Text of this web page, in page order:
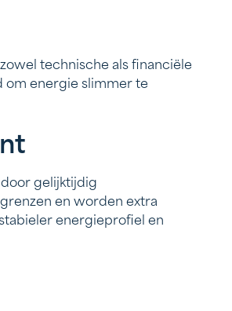
technische als financiële
om energie slimmer te
gelijktijdig
en worden extra
energieprofiel en